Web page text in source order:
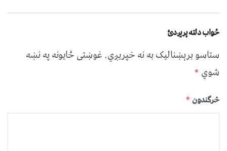
ځواب دلته پرېږدئ
ستاسو برېښناليک به نه خپريږي.غوښتى ځایونه په نښه
شوي *
څرگندون *